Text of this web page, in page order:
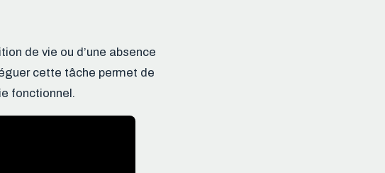
de vie ou d’une absence
cette tâche permet de
fonctionnel.